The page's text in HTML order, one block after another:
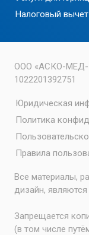
Налоговый вычет
ООО «АСКО-МЕД-
1022201392751
Юридическая
Политика
Правила
Все материалы,
дизайн,
Запрещается
(в том числе